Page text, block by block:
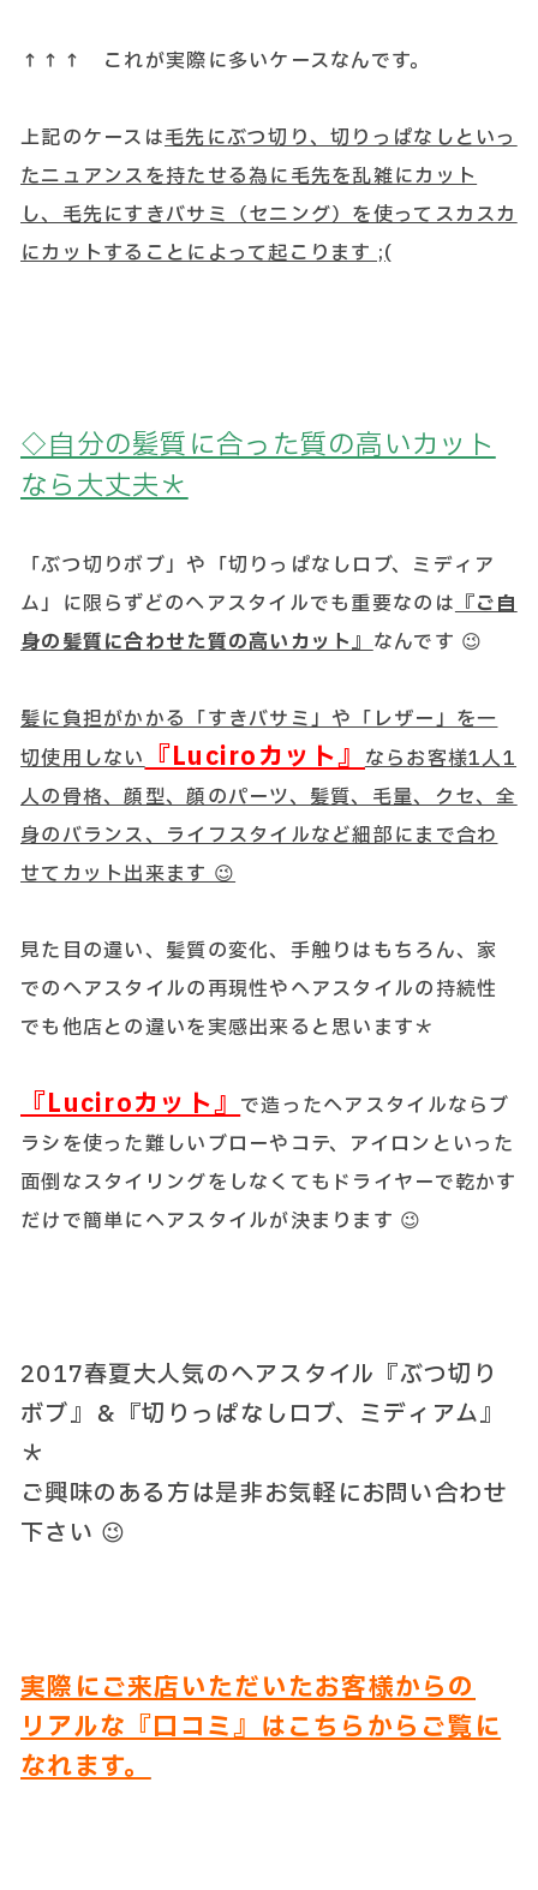
↑↑↑ これが実際に多いケースなんです。
上記のケースは毛先にぶつ切り、切りっぱなしといっ
たニュアンスを持たせる為に毛先を乱雑にカット
し、毛先にすきバサミ（セニング）を使ってスカスカ
にカットすることによって起こります ;(
◇自分の髪質に合った質の高いカット
なら大丈夫＊
「ぶつ切りボブ」や「切りっぱなしロブ、ミディア
ム」に限らずどのヘアスタイルでも重要なのは『ご自
身の髪質に合わせた質の高いカット』なんです 😉
髪に負担がかかる「すきバサミ」や「レザー」を一
切使用しない『Luciroカット』ならお客様1人1
人の骨格、顔型、顔のパーツ、髪質、毛量、クセ、全
身のバランス、ライフスタイルなど細部にまで合わ
せてカット出来ます 😉
見た目の違い、髪質の変化、手触りはもちろん、家
でのヘアスタイルの再現性やヘアスタイルの持続性
でも他店との違いを実感出来ると思います＊
『Luciroカット』 で造ったヘアスタイルならブ
ラシを使った難しいブローやコテ、アイロンといった
面倒なスタイリングをしなくてもドライヤーで乾かす
だけで簡単にヘアスタイルが決まります 😉
2017春夏大人気のヘアスタイル『ぶつ切り
ボブ』＆『切りっぱなしロブ、ミディアム』
＊
ご興味のある方は是非お気軽にお問い合わせ
下さい 😉
実際にご来店いただいたお客様からの
リアルな『口コミ』はこちらからご覧に
なれます。